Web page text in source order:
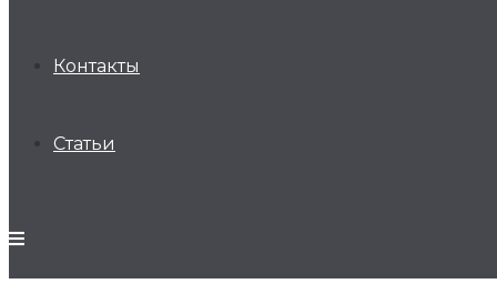
Контакты
Статьи